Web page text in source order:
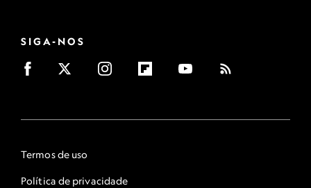
SIGA-NOS
Termos de uso
Política de privacidade